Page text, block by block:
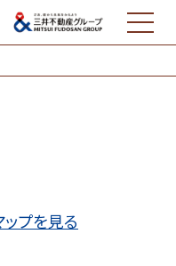
MENU
プを見る